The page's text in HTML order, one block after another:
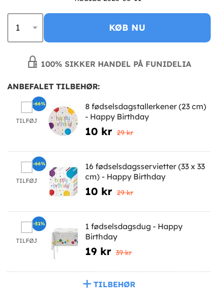
KØB NU
100% SIKKER HANDEL PÅ FUNIDELIA
ANBEFALET TILBEHØR:
TILFØJ
8 fødselsdagstallerkener (23 cm)
- Happy Birthday
10 kr 29 kr
-66%
TILFØJ
16 fødselsdagsservietter (33 x 33
cm) - Happy Birthday
10 kr 29 kr
-66%
TILFØJ
1 fødselsdagsdug - Happy
Birthday
19 kr 39 kr
-51%
TILBEHØR